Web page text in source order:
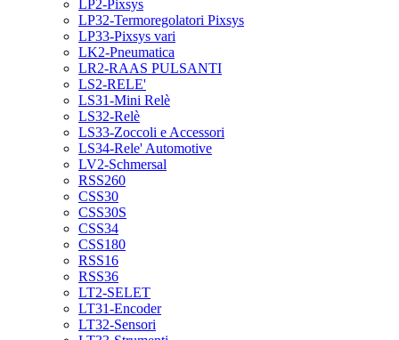
LP2-Pixsys
LP32-Termoregolatori Pixsys
LP33-Pixsys vari
LK2-Pneumatica
LR2-RAAS PULSANTI
LS2-RELE'
LS31-Mini Relè
LS32-Relè
LS33-Zoccoli e Accessori
LS34-Rele' Automotive
LV2-Schmersal
RSS260
CSS30
CSS30S
CSS34
CSS180
RSS16
RSS36
LT2-SELET
LT31-Encoder
LT32-Sensori